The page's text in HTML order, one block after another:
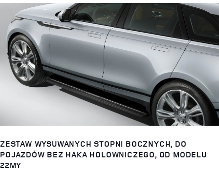
ZESTAW WYSUWANYCH STOPNI BOCZNYCH, DO
POJAZDÓW BEZ HAKA HOLOWNICZEGO, OD MODELU
22MY